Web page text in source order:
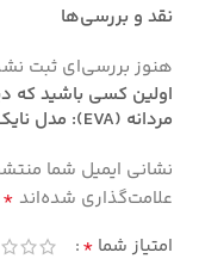
نقد و بررسی‌ها
هنوز بررسی‌ای ثبت
اولین کسی باشید که
مردانه (EVA): مدل نایک سورمه ای”
نشانی ایمیل شما
علامت‌گذاری شده‌اند *
امتیاز شما *